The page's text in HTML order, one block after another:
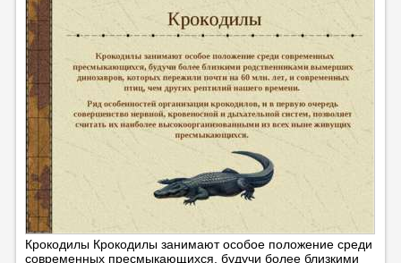
Крокодилы Крокодилы занимают особое положение среди
современных пресмыкающихся, будучи более близкими